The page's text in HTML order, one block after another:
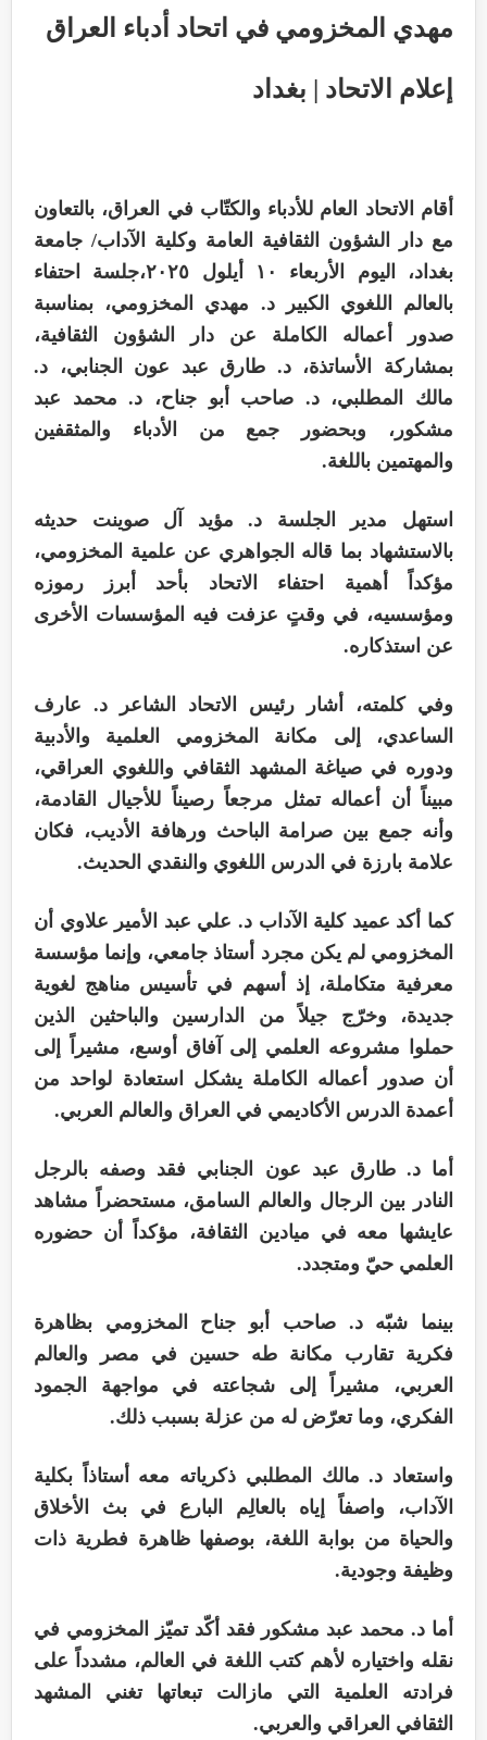
مهدي المخزومي في اتحاد أدباء العراق
إعلام الاتحاد | بغداد
أقام الاتحاد العام للأدباء والكتّاب في العراق، بالتعاون
مع دار الشؤون الثقافية العامة وكلية الآداب/ جامعة
بغداد، اليوم الأربعاء ١٠ أيلول ٢٠٢٥،جلسة احتفاء
بالعالم اللغوي الكبير د. مهدي المخزومي، بمناسبة
صدور أعماله الكاملة عن دار الشؤون الثقافية،
بمشاركة الأساتذة، د. طارق عبد عون الجنابي، د.
مالك المطلبي، د. صاحب أبو جناح، د. محمد عبد
مشكور، وبحضور جمع من الأدباء والمثقفين
والمهتمين باللغة.
استهل مدير الجلسة د. مؤيد آل صوينت حديثه
بالاستشهاد بما قاله الجواهري عن علمية المخزومي،
مؤكداً أهمية احتفاء الاتحاد بأحد أبرز رموزه
ومؤسسيه، في وقتٍ عزفت فيه المؤسسات الأخرى
عن استذكاره.
وفي كلمته، أشار رئيس الاتحاد الشاعر د. عارف
الساعدي، إلى مكانة المخزومي العلمية والأدبية
ودوره في صياغة المشهد الثقافي واللغوي العراقي،
مبيناً أن أعماله تمثل مرجعاً رصيناً للأجيال القادمة،
وأنه جمع بين صرامة الباحث ورهافة الأديب، فكان
علامة بارزة في الدرس اللغوي والنقدي الحديث.
كما أكد عميد كلية الآداب د. علي عبد الأمير علاوي أن
المخزومي لم يكن مجرد أستاذ جامعي، وإنما مؤسسة
معرفية متكاملة، إذ أسهم في تأسيس مناهج لغوية
جديدة، وخرّج جيلاً من الدارسين والباحثين الذين
حملوا مشروعه العلمي إلى آفاق أوسع، مشيراً إلى
أن صدور أعماله الكاملة يشكل استعادة لواحد من
أعمدة الدرس الأكاديمي في العراق والعالم العربي.
أما د. طارق عبد عون الجنابي فقد وصفه بالرجل
النادر بين الرجال والعالم السامق، مستحضراً مشاهد
عايشها معه في ميادين الثقافة، مؤكداً أن حضوره
العلمي حيّ ومتجدد.
بينما شبّه د. صاحب أبو جناح المخزومي بظاهرة
فكرية تقارب مكانة طه حسين في مصر والعالم
العربي، مشيراً إلى شجاعته في مواجهة الجمود
الفكري، وما تعرّض له من عزلة بسبب ذلك.
واستعاد د. مالك المطلبي ذكرياته معه أستاذاً بكلية
الآداب، واصفاً إياه بالعالِم البارع في بث الأخلاق
والحياة من بوابة اللغة، بوصفها ظاهرة فطرية ذات
وظيفة وجودية.
أما د. محمد عبد مشكور فقد أكّد تميّز المخزومي في
نقله واختياره لأهم كتب اللغة في العالم، مشدداً على
فرادته العلمية التي مازالت تبعاتها تغني المشهد
الثقافي العراقي والعربي.